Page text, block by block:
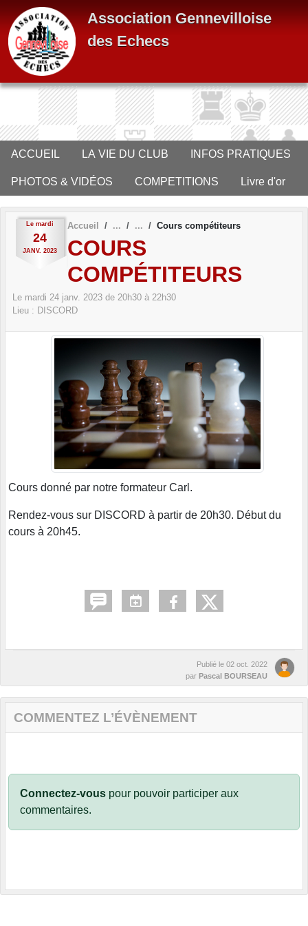
Association Gennevilloise
des Echecs
ACCUEIL LA VIE DU CLUB INFOS PRATIQUES
PHOTOS & VIDÉOS COMPETITIONS Livre d'or
Le mardi
24
JANV. 2023
Accueil Cours compétiteurs
COURS
COMPÉTITEURS
Le mardi 24 janv. 2023 de 20h30 à 22h30
Lieu : DISCORD
Cours donné par notre formateur Carl.
Rendez-vous sur DISCORD à partir de 20h30. Début du
cours à 20h45.
Publié le 02 oct. 2022
par Pascal BOURSEAU
COMMENTEZ L’ÉVÈNEMENT
Connectez-vous pour pouvoir participer aux
commentaires.
Panneau de gestion des cookies